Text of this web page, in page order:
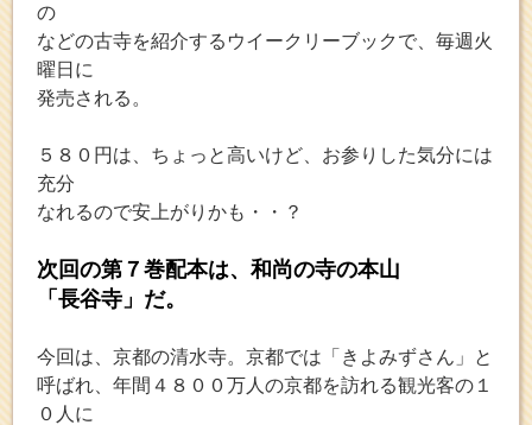
の
などの古寺を紹介するウイークリーブックで、毎週火
曜日に
発売される。
５８０円は、ちょっと高いけど、お参りした気分には
充分
なれるので安上がりかも・・？
次回の第７巻配本は、和尚の寺の本山
「長谷寺」だ。
今回は、京都の清水寺。京都では「きよみずさん」と
呼ばれ、年間４８００万人の京都を訪れる観光客の１
０人に